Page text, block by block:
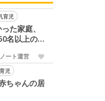
育児
た家庭、
名以上の
ート運営
児
ちゃんの居